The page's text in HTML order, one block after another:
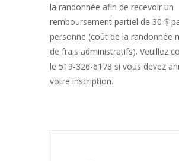
la randonnée afin de recevoir un
remboursement partiel de 30 $
personne (coût de la randonnée
de frais administratifs). Veuillez
le 519-326-6173 si vous devez
votre inscription.